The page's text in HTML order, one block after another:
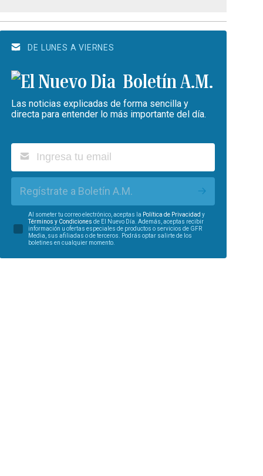
DE LUNES A VIERNES
Boletín A.M.
Las noticias explicadas de forma sencilla y
directa para entender lo más importante del día.
Regístrate a Boletín A.M.
Al someter tu correo electrónico, aceptas la Política de Privacidad y
Términos y Condiciones de El Nuevo Día. Además, aceptas recibir
información u ofertas especiales de productos o servicios de GFR
Media, sus afiliadas o de terceros. Podrás optar salirte de los
boletines en cualquier momento.